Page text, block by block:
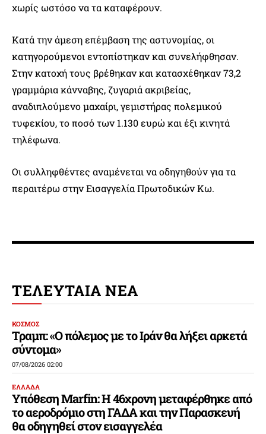
χωρίς ωστόσο να τα καταφέρουν.
Κατά την άμεση επέμβαση της αστυνομίας, οι
κατηγορούμενοι εντοπίστηκαν και συνελήφθησαν.
Στην κατοχή τους βρέθηκαν και κατασχέθηκαν 73,2
γραμμάρια κάνναβης, ζυγαριά ακριβείας,
αναδιπλούμενο μαχαίρι, γεμιστήρας πολεμικού
τυφεκίου, το ποσό των 1.130 ευρώ και έξι κινητά
τηλέφωνα.
Οι συλληφθέντες αναμένεται να οδηγηθούν για τα
περαιτέρω στην Εισαγγελία Πρωτοδικών Κω.
ΤΕΛΕΥΤΑΙΑ ΝΕΑ
ΚΟΣΜΟΣ
Τραμπ: «Ο πόλεμος με το Ιράν θα λήξει αρκετά
σύντομα»
07/08/2026 02:00
ΕΛΛΑΔΑ
Υπόθεση Marfin: Η 46χρονη μεταφέρθηκε από
το αεροδρόμιο στη ΓΑΔΑ και την Παρασκευή
θα οδηγηθεί στον εισαγγελέα